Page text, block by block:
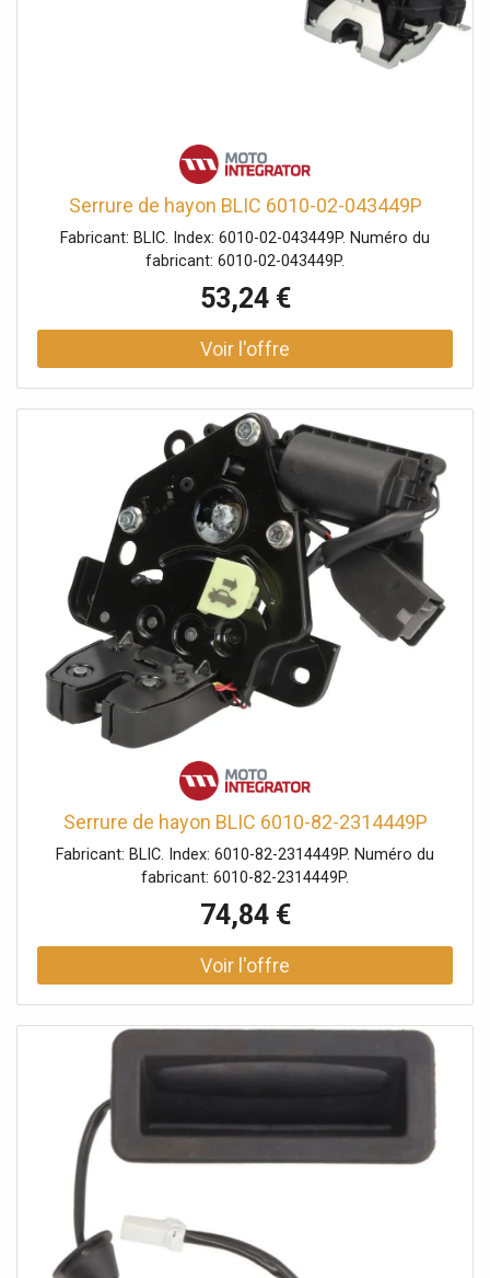
Serrure de hayon BLIC 6010-02-043449P
Fabricant: BLIC. Index: 6010-02-043449P. Numéro du
fabricant: 6010-02-043449P.
53,24 €
Serrure de hayon BLIC 6010-82-2314449P
Fabricant: BLIC. Index: 6010-82-2314449P. Numéro du
fabricant: 6010-82-2314449P.
74,84 €